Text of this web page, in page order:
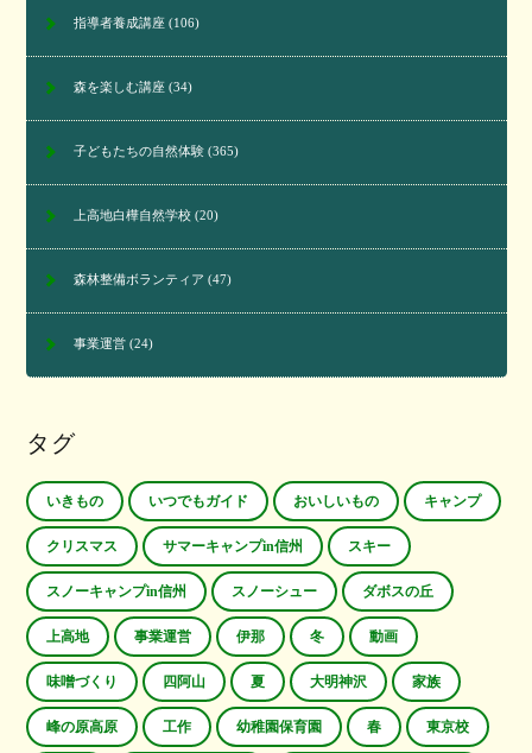
指導者養成講座(106)
森を楽しむ講座(34)
子どもたちの自然体験(365)
上高地白樺自然学校(20)
森林整備ボランティア (47)
事業運営(24)
タグ
いきもの いつでもガイド おいしいもの キャンプ
クリスマス サマーキャンプin信州 スキー
スノーキャンプin信州 スノーシュー ダボスの丘
上高地 事業運営 伊那 冬 動画
味噌づくり 四阿山 夏 大明神沢 家族
峰の原高原 工作 幼稚園保育園 春 東京校